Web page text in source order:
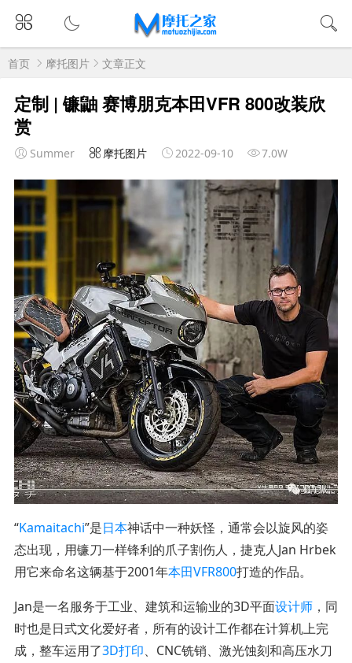
首页 摩托图片 文章正文
定制 | 镰鼬 赛博朋克本田VFR 800改装欣
赏
Summer 摩托图片 2022-09-10 7.0W
“Kamaitachi”是日本神话中一种妖怪，通常会以旋风的姿
态出现，用镰刀一样锋利的爪子割伤人，捷克人Jan Hrbek
用它来命名这辆基于2001年本田VFR800打造的作品。
Jan是一名服务于工业、建筑和运输业的3D平面设计师，同
时也是日式文化爱好者，所有的设计工作都在计算机上完
成，整车运用了3D打印、CNC铣销、激光蚀刻和高压水刀